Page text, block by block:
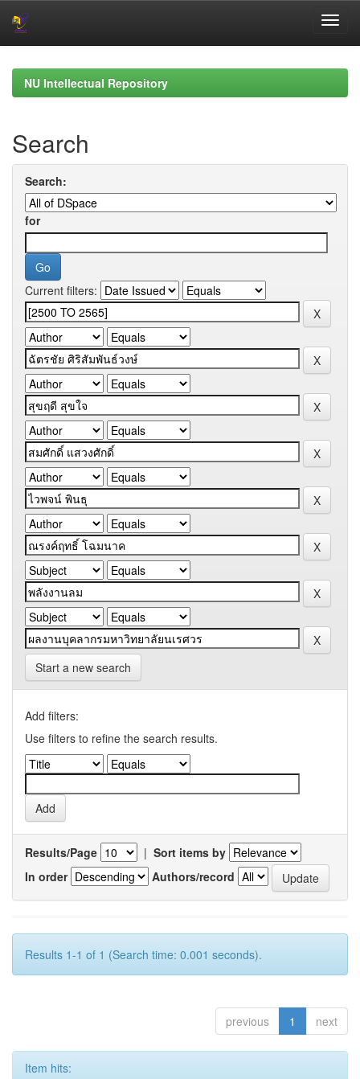
navigationNU Intellectual Repository
Search
Search:
for
Current filters:
Start a new search
Add filters:
Use filters to refine the search results.
Results/Page | Sort items by
In order
Authors/record
Results 1-1 of 1 (Search time: 0.001 seconds).
previous 1 next
Item hits: